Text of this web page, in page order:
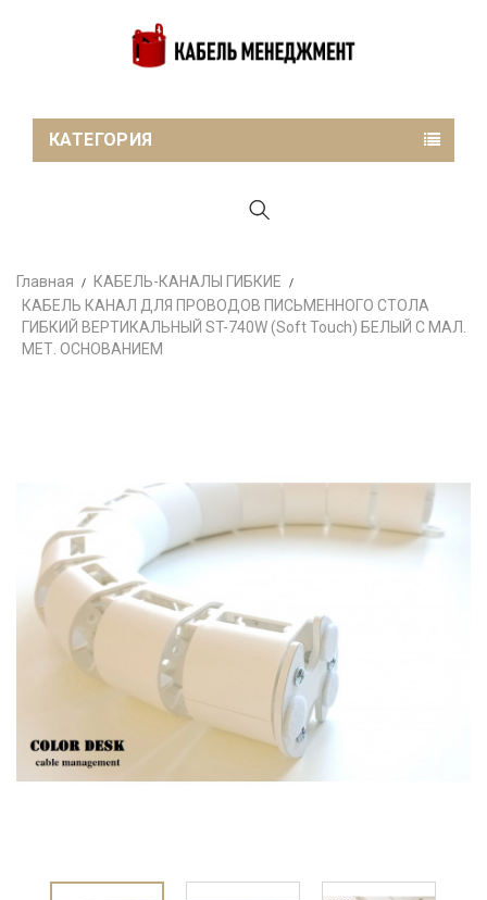
КАТЕГОРИЯ
Главная
КАБЕЛЬ-КАНАЛЫ ГИБКИЕ
КАБЕЛЬ КАНАЛ ДЛЯ ПРОВОДОВ ПИСЬМЕННОГО СТОЛА
ГИБКИЙ ВЕРТИКАЛЬНЫЙ ST-740W (soft Touch) БЕЛЫЙ С МАЛ.
МЕТ. ОСНОВАНИЕМ